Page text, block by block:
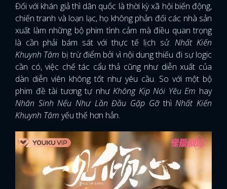
Đối với khán giả thì dân quốc là thời kỳ xã hội biến động,
chiến tranh và loạn lạc, họ không phản đối các nhà sản
xuất làm những bộ phim tình cảm mà điều quan trọng
là cần phải bám sát với thực tế lịch sử.Nhất Kiến
Khuynh Tâm bị trừ điểm bởi vì nội dung thiếu đi sự logic
cần có, việc chế tác cẩu thả cũng như diễn xuất của
dàn diễn viên không tốt như yêu cầu. So với một bộ
phim đề tài tương tự nhưKhông Kịp Nói Yêu Em hay
Nhân Sinh Nếu Như Lần Đầu Gặp GỡthìNhất Kiến
Khuynh Tâm yếu thế hơn hẳn.